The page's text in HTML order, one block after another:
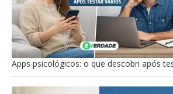
Apps psicológicos: o que descobri após